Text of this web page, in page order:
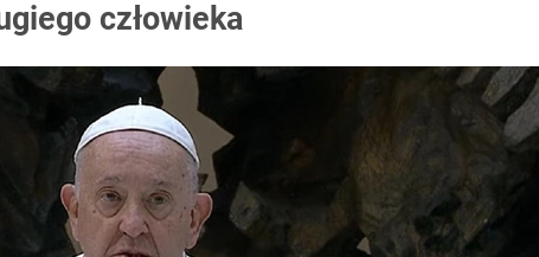
człowieka